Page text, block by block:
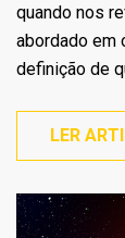
quando nos
abordado em
definição de
LER